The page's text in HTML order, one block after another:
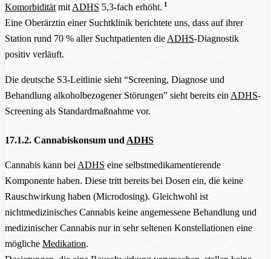
Komorbidität mit ADHS 5,3-fach erhöht. 1
Eine Oberärztin einer Suchtklinik berichtete uns, dass auf ihrer
Station rund 70 % aller Suchtpatienten die ADHS-Diagnostik
positiv verläuft.
Die deutsche S3-Leitlinie sieht “Screening, Diagnose und
Behandlung alkoholbezogener Störungen” sieht bereits ein ADHS-
Screening als Standardmaßnahme vor.
17.1.2. Cannabiskonsum und ADHS
Cannabis kann bei ADHS eine selbstmedikamentierende
Komponente haben. Diese tritt bereits bei Dosen ein, die keine
Rauschwirkung haben (Microdosing). Gleichwohl ist
nichtmedizinisches Cannabis keine angemessene Behandlung und
medizinischer Cannabis nur in sehr seltenen Konstellationen eine
mögliche Medikation.